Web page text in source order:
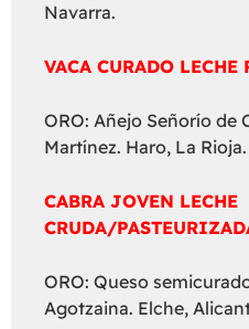
Navarra.
VACA CURADO LECHE
ORO: Añejo Señorío de
Martínez. Haro, La Rioja.
CABRA JOVEN LECHE
CRUDA/
ORO: Queso
Agotzaina. Elche,